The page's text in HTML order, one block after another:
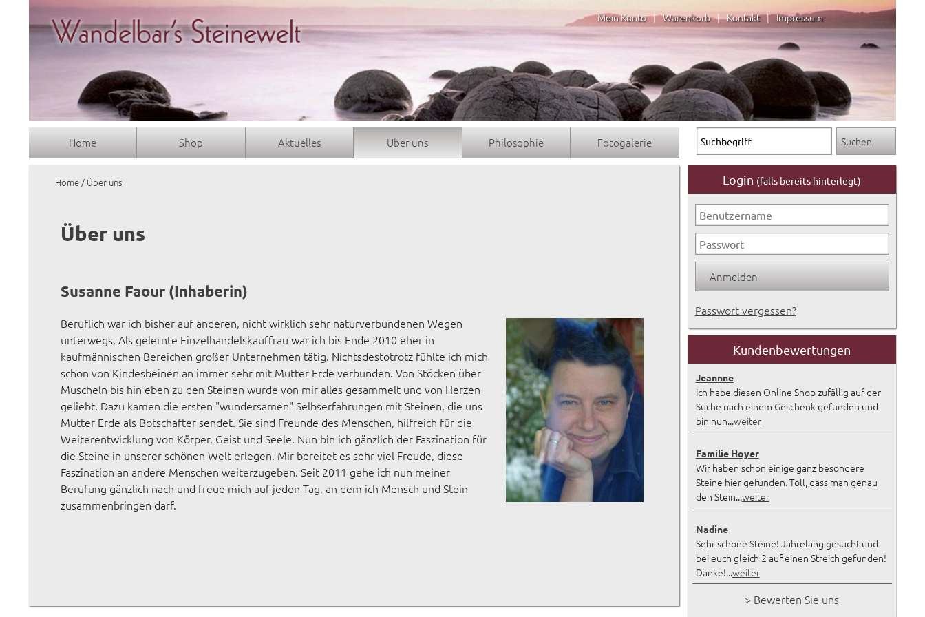
Mein Konto | Warenkorb | Kontakt | Impressum
Home Shop Aktuelles Über uns Philosophie Fotogalerie
Home/ Über uns
Über uns
Susanne Faour (Inhaberin)
Beruflich war ich bisher auf anderen, nicht wirklich sehr naturverbundenen Wegen
unterwegs. Als gelernte Einzelhandelskauffrau war ich bis Ende 2010 eher in
kaufmännischen Bereichen großer Unternehmen tätig. Nichtsdestotrotz fühlte ich mich
schon von Kindesbeinen an immer sehr mit Mutter Erde verbunden. Von Stöcken über
Muscheln bis hin eben zu den Steinen wurde von mir alles gesammelt und von Herzen
geliebt. Dazu kamen die ersten "wundersamen" Selbserfahrungen mit Steinen, die uns
Mutter Erde als Botschafter sendet. Sie sind Freunde des Menschen, hilfreich für die
Weiterentwicklung von Körper, Geist und Seele. Nun bin ich gänzlich der Faszination für
die Steine in unserer schönen Welt erlegen. Mir bereitet es sehr viel Freude, diese
Faszination an andere Menschen weiterzugeben. Seit 2011 gehe ich nun meiner
Berufung gänzlich nach und freue mich auf jeden Tag, an dem ich Mensch und Stein
zusammenbringen darf.
Login (falls bereits hinterlegt)
Passwort vergessen?
Kundenbewertungen
Jeannne
Ich habe diesen Online Shop zufällig auf der
Suche nach einem Geschenk gefunden und
bin nun...weiter
Familie Hoyer
Wir haben schon einige ganz besondere
Steine hier gefunden. Toll, dass man genau
den Stein...weiter
Nadine
Sehr schöne Steine! Jahrelang gesucht und
bei euch gleich 2 auf einen Streich gefunden!
Danke!...weiter
> Bewerten Sie uns